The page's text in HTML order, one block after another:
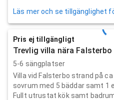
Läs mer och se tillgänglighet
Pris ej tillgängligt
Trevlig villa nära
5-6 sängplatser
Villa vid Falsterbo strand på
sovrum med 5 bäddar samt 1
Fullt utrustat kök samt badrum